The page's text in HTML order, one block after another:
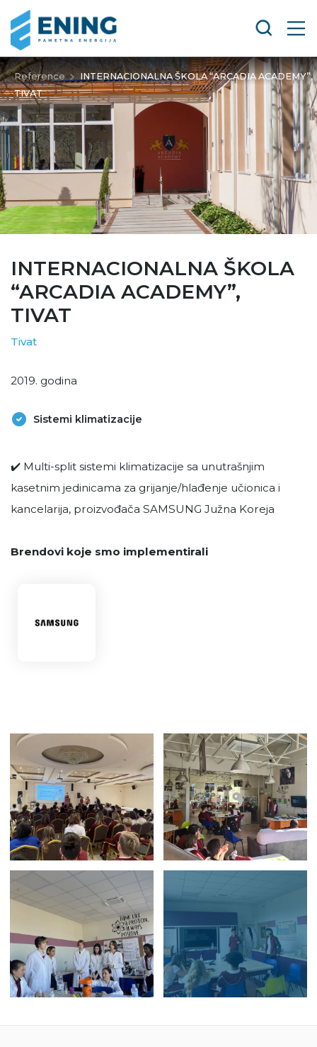
Reference
INTERNACIONALNA ŠKOLA “ARCADIA ACADEMY”,
TIVAT
INTERNACIONALNA ŠKOLA
“ARCADIA ACADEMY”,
TIVAT
Tivat
2019. godina
Sistemi klimatizacije
✔️ Multi-split sistemi klimatizacije sa unutrašnjim
kasetnim jedinicama za grijanje/hlađenje učionica i
kancelarija, proizvođača SAMSUNG Južna Koreja
Brendovi koje smo implementirali